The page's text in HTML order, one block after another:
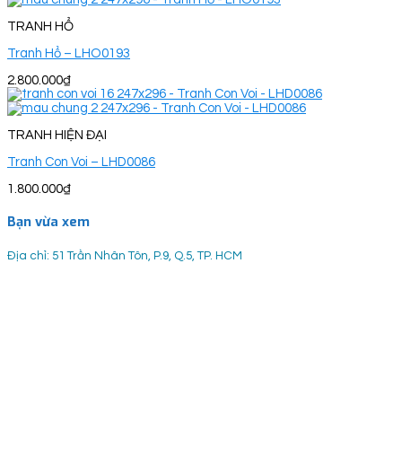
TRANH HỔ
Tranh Hổ – LHO0193
2.800.000₫
TRANH HIỆN ĐẠI
Tranh Con Voi – LHD0086
1.800.000₫
Bạn vừa xem
Địa chỉ: 51 Trần Nhân Tôn, P.9, Q.5, TP. HCM